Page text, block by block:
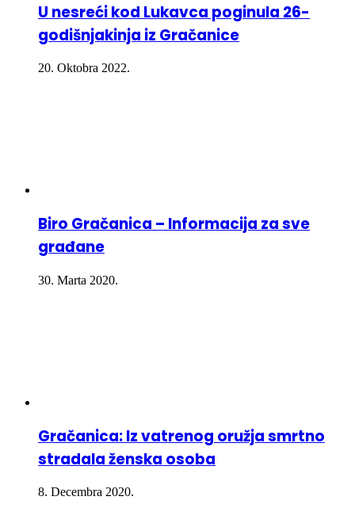
U nesreći kod Lukavca poginula 26-
godišnjakinja iz Gračanice
20. Oktobra 2022.
Biro Gračanica – Informacija za sve
građane
30. Marta 2020.
Gračanica: Iz vatrenog oružja smrtno
stradala ženska osoba
8. Decembra 2020.